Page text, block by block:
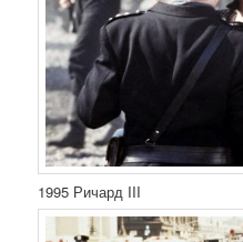
1995 Ричард III